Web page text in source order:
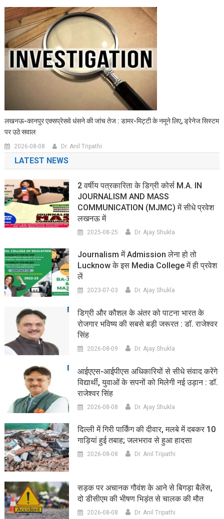
लखनऊ-कानपुर एक्सप्रेसवे धंसने की जांच तेज : डामर-मिट्टी के नमूने लिए, ड्रेनेज सिस्टम
पर उठे सवाल
2026-08-08 Dr. Anil Tripathi
LATEST NEWS
2 वर्षीय पत्रकारिता के डिग्री कोर्स M.A. IN
JOURNALISM AND MASS
COMMUNICATION (MJMC) में सीधे प्रवेश
लखनऊ में
2025-08-25 Dr. Ajay Shukla
Journalism में Admission लेना हो तो
Lucknow के इस Media College में ही प्रवेश
लें
2023-07-03 Dr. Ajay Shukla
डिग्री और कौशल के अंतर को पाटना भारत के
रोजगार भविष्य की सबसे बड़ी जरूरत : डॉ. राजेश्वर
सिंह
2026-08-09 Dr. Ajay Shukla
आईएएस-आईपीएस अधिकारियों से सीधे संवाद करेंगे
विद्यार्थी, युवाओं के सपनों को मिलेगी नई उड़ान : डॉ.
राजेश्वर सिंह
2026-08-08 Dr. Ajay Shukla
दिल्ली में गिरी पार्किंग की दीवार, मलबे में दबकर 10
गाड़ियां हुई तबाह; जलभराव से हुआ हादसा
2026-08-08 Dr. Anil Tripathi
सड़क पर अचानक गौवंश के आने से बिगड़ा बैलेंस,
दो डीसीएम की भीषण भिड़ंत से चालक की मौत
2026-08-08 Dr. Anil Tripathi